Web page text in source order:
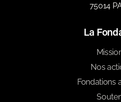
75014
La
Nos
Fondations